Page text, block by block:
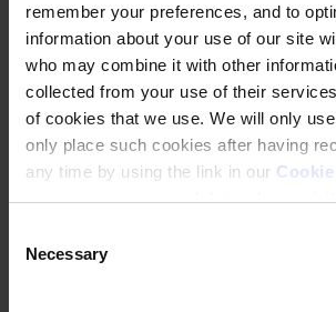
remember your preferences, and to
information about your use of our site
who may combine it with other
collected from your use of their
of cookies that we use. We will only
only place such cookies after having
any time by using the link in our
process your personal data, please
Selection
Necessary